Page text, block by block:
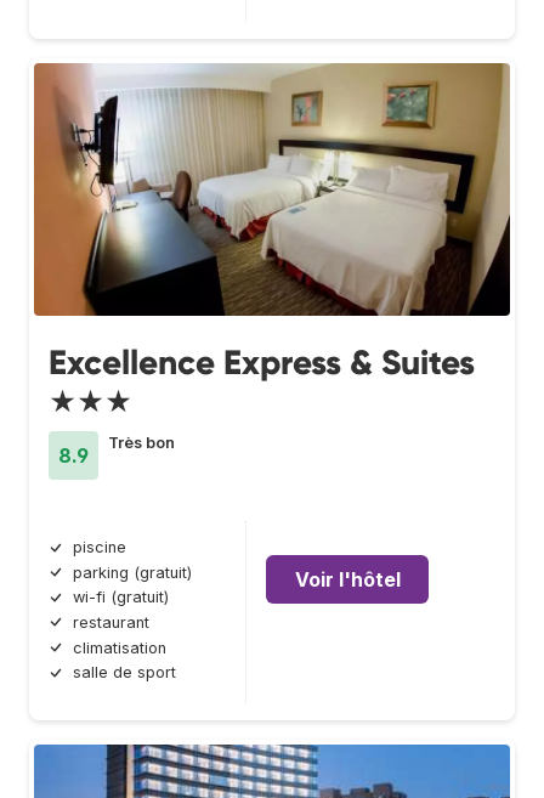
Excellence Express & Suites
★★★
8.9
Très bon
piscine
parking (gratuit)
wi-fi (gratuit)
restaurant
climatisation
salle de sport
Voir l'hôtel